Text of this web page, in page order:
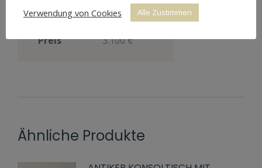
Oberfläche
Preis
3.100 €
Ähnliche Produkte
Verwendung von Cookies
Alle Zustimmen